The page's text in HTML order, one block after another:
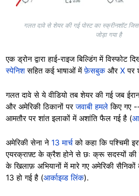
गलत दावे से शेयर की गई पोस्ट का स्क्रीनशॉट जिस
जोड़ा गया है
एक ड्रोन द्वारा हाई-राइज बिल्डिंग में विस्फोट
स्पेनिशसहित कई भाषाओं मेंफ़ेसबुकऔर X पर
गलत दावे से ये वीडियो तब शेयर की गई जब ईरान
और अमेरिकी ठिकानों परजवाबी हमले किए गए
आमतौर पर शांत इलाकों में अशांति फैल गई है (
अमेरिकी सेना ने 13 मार्च को कहा कि पश्चिमी
एयरक्राफ़्ट के क्रैश होने से छः क्रू सदस्यों की
के खिलाफ़ अभियानों में मारे गए अमेरिकी
13 हो गई है (आर्काइव्ड लिंक).